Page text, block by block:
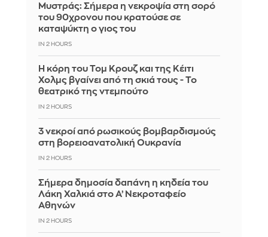
Mυστράς: Σήμερα η νεκροψία στη σορό
του 90χρονου που κρατούσε σε
καταψύκτη ο γιος του
IN 2 HOURS
Η κόρη του Τομ Κρουζ και της Κέιτι
Χολμς βγαίνει από τη σκιά τους - Το
θεατρικό της ντεμπούτο
IN 2 HOURS
3 νεκροί από ρωσικούς βομβαρδισμούς
στη βορειοανατολική Ουκρανία
IN 2 HOURS
Σήμερα δημοσία δαπάνη η κηδεία του
Λάκη Χαλκιά στο Α’ Νεκροταφείο
Αθηνών
IN 2 HOURS